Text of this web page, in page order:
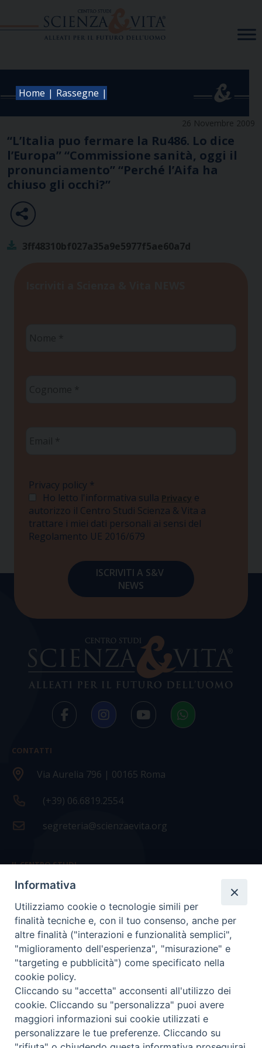
Home | Rassegne |
26 Novembre 2009
“L’Italia puo fermare la Ru486. Lo dice
l’Europa” “Commissione sanità, oggi il
pronunciamento” “Perché l’Aifa ha
chiuso gli occhi?”
3ff48310bf027a35a9e5977f5ae60a7d
Privacy policy *
Ho letto l'informativa sulla Privacy e
autorizzo il Centro Studi Scienza & Vita a
trattare i miei dati personali ai sensi del
Regolamento UE 2016/679
CONTATTI
Via Aurelia 796 | 00165 Roma
(+39) 06.6819.2554
segreteria@scienzaevita.org
IL CENTRO STUDI
La nostra storia
Statuto
Presidenza e ufficio presidenza
Consiglio scientifico
Coordinamento nazionale
Informativa
Utilizziamo cookie o tecnologie simili per
finalità tecniche e, con il tuo consenso, anche per
altre finalità ("interazioni e funzionalità semplici",
"miglioramento dell'esperienza", "misurazione" e
"targeting e pubblicità") come specificato nella
cookie policy.
Cliccando su "accetta" acconsenti all'utilizzo dei
cookie. Cliccando su "personalizza" puoi avere
maggiori informazioni sui cookie utilizzati e
personalizzare le tue preferenze. Cliccando su